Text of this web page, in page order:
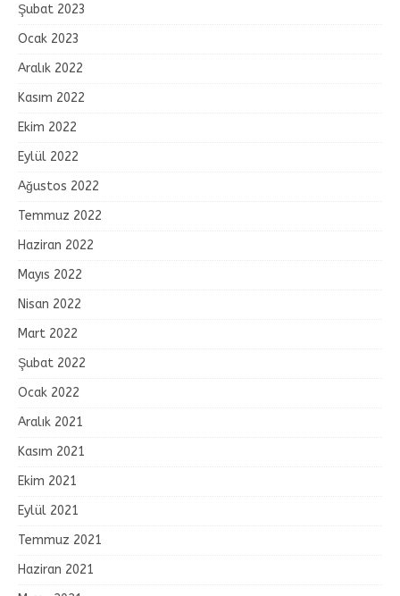
Şubat 2023
Ocak 2023
Aralık 2022
Kasım 2022
Ekim 2022
Eylül 2022
Ağustos 2022
Temmuz 2022
Haziran 2022
Mayıs 2022
Nisan 2022
Mart 2022
Şubat 2022
Ocak 2022
Aralık 2021
Kasım 2021
Ekim 2021
Eylül 2021
Temmuz 2021
Haziran 2021